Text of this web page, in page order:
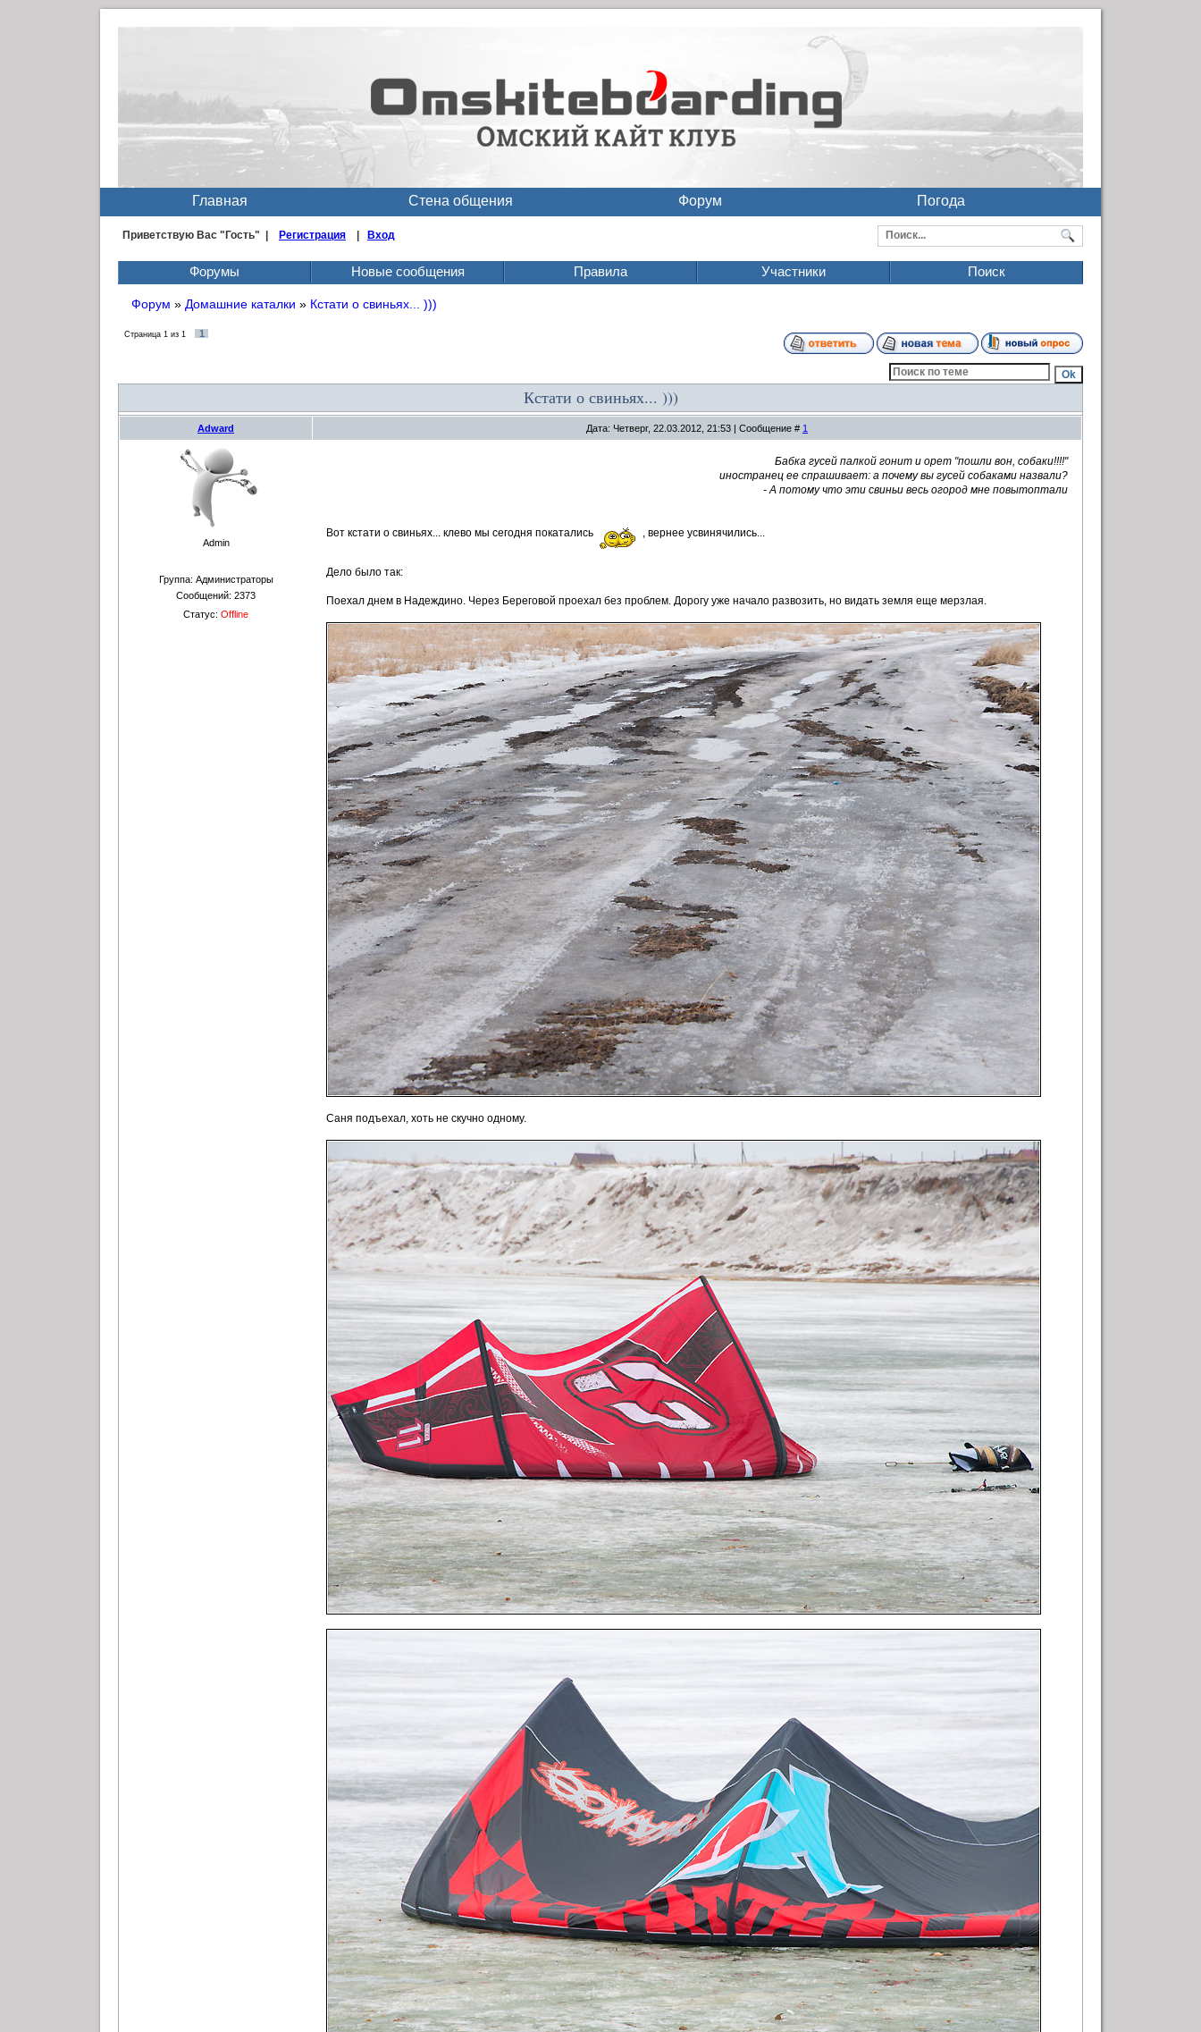
Главная Стена общения Форум Погода
Приветствую Вас "Гость" | Регистрация Вход
Форумы Новые сообщения Правила Участники Поиск
Форум » Домашние каталки » Кстати о свиньях... )))
Страница 1 из 1 1
Кстати о свиньях... )))
Adward Дата: Четверг, 22.03.2012, 21:53 | Сообщение # 1
Admin
Группа: Администраторы
Сообщений: 2373
Статус: Offline
Бабка гусей палкой гонит и орет "пошли вон, собаки!!!!"
иностранец ее спрашивает: а почему вы гусей собаками назвали?
- А потому что эти свиньи весь огород мне повытоптали
Вот кстати о свиньях... клево мы сегодня покатались , вернее усвинячились...
Дело было так:
Поехал днем в Надеждино. Через Береговой проехал без проблем. Дорогу уже начало развозить, но видать земля еще мерзлая.
Саня подъехал, хоть не скучно одному.